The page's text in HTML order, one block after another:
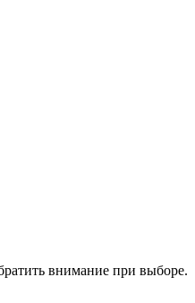
внимание при выборе.